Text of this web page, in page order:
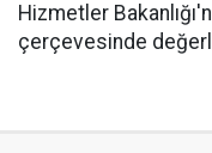
Hizmetler
çerçevesinde